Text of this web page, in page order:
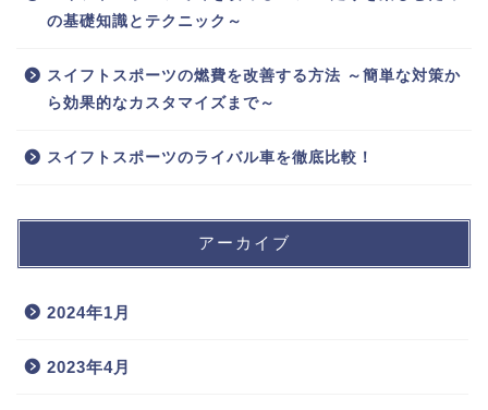
の基礎知識とテクニック～
スイフトスポーツの燃費を改善する方法 ～簡単な対策か
ら効果的なカスタマイズまで～
スイフトスポーツのライバル車を徹底比較！
アーカイブ
2024年1月
2023年4月